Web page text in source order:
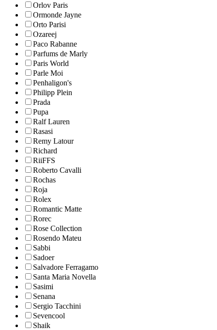
Orlov Paris
Ormonde Jayne
Orto Parisi
Ozareej
Paco Rabanne
Parfums de Marly
Paris World
Parle Moi
Penhaligon's
Philipp Plein
Prada
Pupa
Ralf Lauren
Rasasi
Remy Latour
Richard
RiiFFS
Roberto Cavalli
Rochas
Roja
Rolex
Romantic Matte
Rorec
Rose Collection
Rosendo Mateu
Sabbi
Sadoer
Salvadore Ferragamo
Santa Maria Novella
Sasimi
Senana
Sergio Tacchini
Sevencool
Shaik